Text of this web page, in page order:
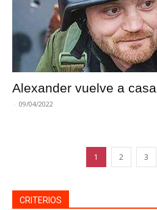
Alexander vuelve a casa
- 09/04/2022
1 2 3
CRITERIOS